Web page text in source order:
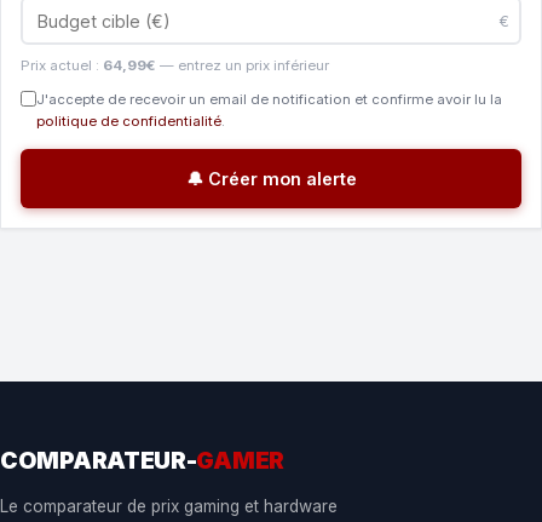
€
Prix actuel : 64,99€ — entrez un prix inférieur
J'accepte de recevoir un email de notification et confirme avoir lu la
politique de confidentialité.
🔔 Créer mon alerte
COMPARATEUR-GAMER
Le comparateur de prix gaming et hardware